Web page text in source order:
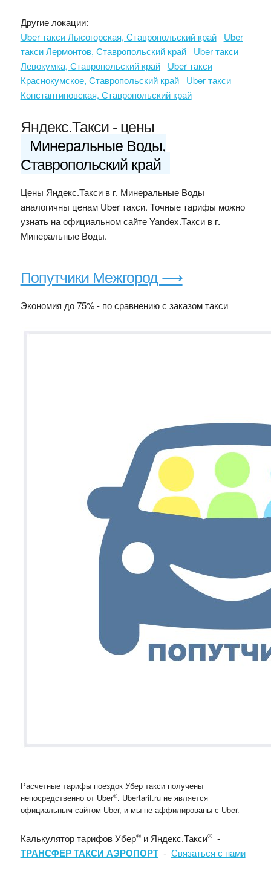
Другие локации:
Uber такси Лысогорская, Ставропольский край
Uber
такси Лермонтов, Ставропольский край
Uber такси
Левокумка, Ставропольский край
Uber такси
Краснокумское, Ставропольский край
Uber такси
Константиновская, Ставропольский край
Яндекс.Такси - цены
Минеральные Воды,
Ставропольский край
Цены Яндекс.Такси в г. Минеральные Воды
аналогичны ценам Uber такси. Точные тарифы можно
узнать на официальном сайте Yandex.Такси в г.
Минеральные Воды.
Попутчики Межгород ⟶
Экономия до 75% - по сравнению с заказом такси
Расчетные тарифы поездок Убер такси получены
непосредственно от Uber®. Ubertarif.ru не является
официальным сайтом Uber, и мы не аффилированы с Uber.
Калькулятор тарифов Убер®и Яндекс.Такси® -
ТРАНСФЕР ТАКСИ АЭРОПОРТ- Связаться с нами